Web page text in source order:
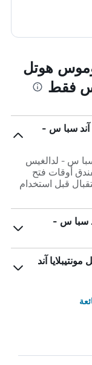
هوتل
فقط
آند سبا س -
سبا س - لدالغيس
أوقات فتح
قبل استخدام
سبا س -
آند